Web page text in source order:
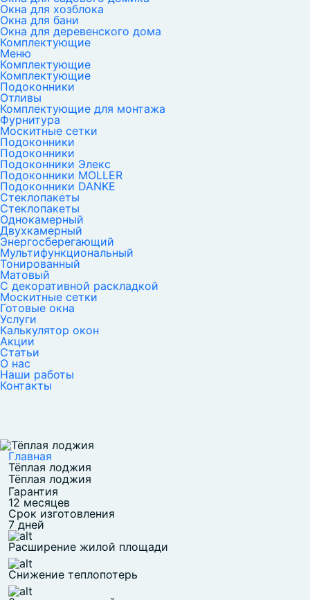
Окна для хозблока
Окна для бани
Окна для деревенского дома
Комплектующие
Меню
Комплектующие
Комплектующие
Подоконники
Отливы
Комплектующие для монтажа
Фурнитура
Москитные сетки
Подоконники
Подоконники
Подоконники Элекс
Подоконники MOLLER
Подоконники DANKE
Стеклопакеты
Стеклопакеты
Однокамерный
Двухкамерный
Энергосберегающий
Мультифункциональный
Тонированный
Матовый
С декоративной раскладкой
Москитные сетки
Готовые окна
Услуги
Калькулятор окон
Акции
Статьи
О нас
Наши работы
Контакты
Главная
Тёплая лоджия
Тёплая лоджия
Гарантия
12 месяцев
Срок изготовления
7 дней
Расширение жилой площади
Снижение теплопотерь